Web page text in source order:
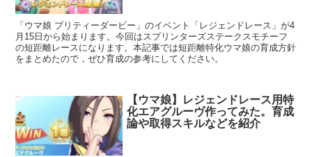
「ウマ娘 プリティーダービー」のイベント「レジェンドレース」が4
月15日から始まります。今回はスプリンターズステークスモチーフ
の短距離レースになります。本記事では短距離特化ウマ娘の育成方針
をまとめたので，ぜひ育成の参考にしてください。
【ウマ娘】レジェンドレース用特
化エアグルーヴ作ってみた。育成
論や取得スキルなどを紹介